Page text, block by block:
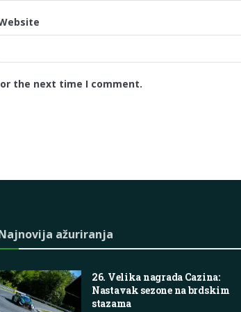
the next time I comment.
ažuriranja
26. Velika nagrada Cazina:
Nastavak sezone na brdskim
stazama